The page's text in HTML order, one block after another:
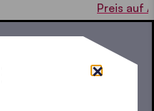
Preis auf